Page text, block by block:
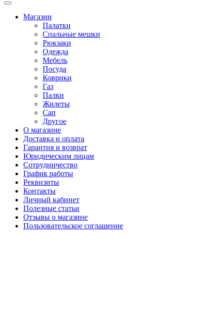
Магазин
Палатки
Спальные мешки
Рюкзаки
Одежда
Мебель
Посуда
Коврики
Газ
Палки
Жилеты
Сап
Другое
О магазине
Доставка и оплата
Гарантия и возврат
Юридическим лицам
Сотрудничество
График работы
Реквизиты
Контакты
Личный кабинет
Полезные статьи
Отзывы о магазине
Пользовательское соглашение